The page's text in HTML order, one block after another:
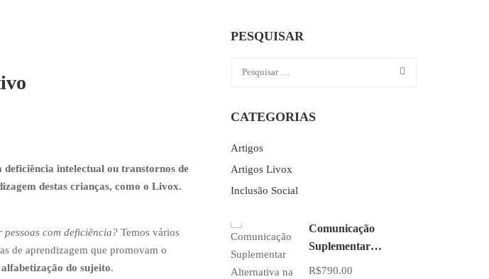
intelectual ou transtornos de
destas crianças, como o Livox.
pessoas com deficiência? Temos vários
de aprendizagem que promovam o
do sujeito.
PESQUISAR
CATEGORIAS
Artigos
Artigos Livox
Inclusão Social
Comunicação
Suplementar
Alternativa na Prática
R$790.00